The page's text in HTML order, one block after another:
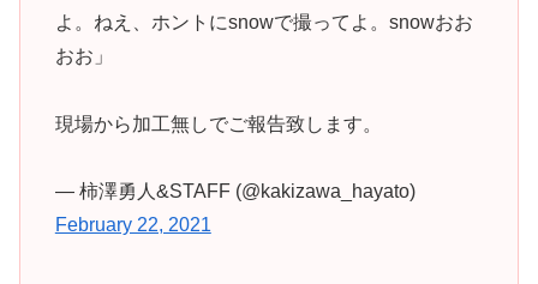
よ。ねえ、ホントにsnowで撮ってよ。snowおお
おお」
現場から加工無しでご報告致します。
— 柿澤勇人&STAFF (@kakizawa_hayato)
February 22, 2021